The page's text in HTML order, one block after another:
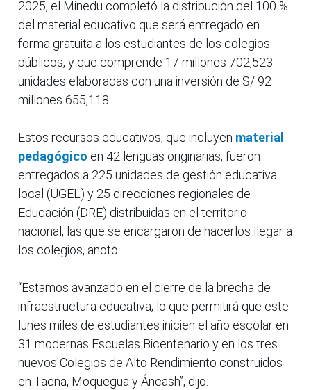
2025, el Minedu completó la distribución del 100 %
del material educativo que será entregado en
forma gratuita a los estudiantes de los colegios
públicos, y que comprende 17 millones 702,523
unidades elaboradas con una inversión de S/ 92
millones 655,118.
Estos recursos educativos, que incluyen material
pedagógico en 42 lenguas originarias, fueron
entregados a 225 unidades de gestión educativa
local (UGEL) y 25 direcciones regionales de
Educación (DRE) distribuidas en el territorio
nacional, las que se encargaron de hacerlos llegar a
los colegios, anotó.
“Estamos avanzado en el cierre de la brecha de
infraestructura educativa, lo que permitirá que este
lunes miles de estudiantes inicien el año escolar en
31 modernas Escuelas Bicentenario y en los tres
nuevos Colegios de Alto Rendimiento construidos
en Tacna, Moquegua y Áncash”, dijo.